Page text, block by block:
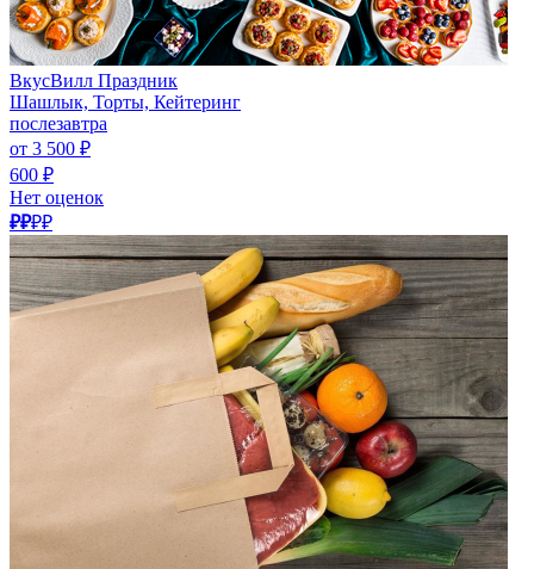
ВкусВилл Праздник
Шашлык, Торты, Кейтеринг
послезавтра
от 3 500 ₽
600 ₽
Нет оценок
₽₽₽₽